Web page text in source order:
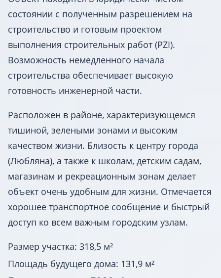
состоянии с полученным разрешением на
строительство и готовым проектом
выполнения строительных работ (PZI).
Возможность немедленного начала
строительства обеспечивает высокую
готовность инженерной части.
Расположен в районе, характеризующемся
тишиной, зелеными зонами и высоким
качеством жизни. Близость к центру города
(Любляна), а также к школам, детским садам,
магазинам и рекреационным зонам делает
объект очень удобным для жизни. Отмечается
хорошее транспортное сообщение и быстрый
доступ ко всем важным городским узлам.
Размер участка: 318,5 м²
Площадь будущего дома: 131,9 м²